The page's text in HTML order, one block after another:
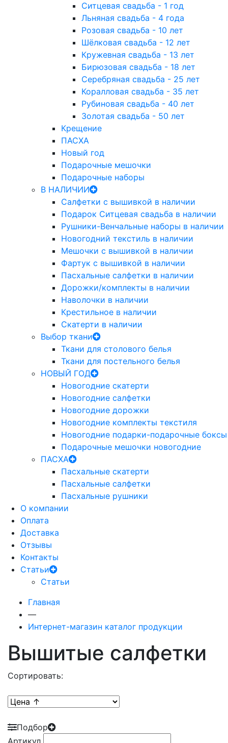
Ситцевая свадьба - 1 год
Льняная свадьба - 4 года
Розовая свадьба - 10 лет
Шёлковая свадьба - 12 лет
Кружевная свадьба - 13 лет
Бирюзовая свадьба - 18 лет
Серебряная свадьба - 25 лет
Коралловая свадьба - 35 лет
Рубиновая свадьба - 40 лет
Золотая свадьба - 50 лет
Крещение
ПАСХА
Новый год
Подарочные мешочки
Подарочные наборы
В НАЛИЧИИ
Салфетки с вышивкой в наличии
Подарок Ситцевая свадьба в наличии
Рушники-Венчальные наборы в наличии
Новогодний текстиль в наличии
Мешочки с вышивкой в наличии
Фартук с вышивкой в наличии
Пасхальные салфетки в наличии
Дорожки/комплекты в наличии
Наволочки в наличии
Крестильное в наличии
Скатерти в наличии
Выбор ткани
Ткани для столового белья
Ткани для постельного белья
НОВЫЙ ГОД
Новогодние скатерти
Новогодние салфетки
Новогодние дорожки
Новогодние комплекты текстиля
Новогодние подарки-подарочные боксы
Подарочные мешочки новогодние
ПАСХА
Пасхальные скатерти
Пасхальные салфетки
Пасхальные рушники
О компании
Оплата
Доставка
Отзывы
Контакты
Статьи
Статьи
Главная
—
Интернет-магазин каталог продукции
Вышитые салфетки
Сортировать:
Подбор